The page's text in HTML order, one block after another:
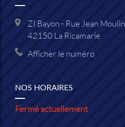
ZI Bayon - Rue Jean Moulin
42150La Ricamarie
Afficher le numéro
NOS HORAIRES
Fermé actuellement